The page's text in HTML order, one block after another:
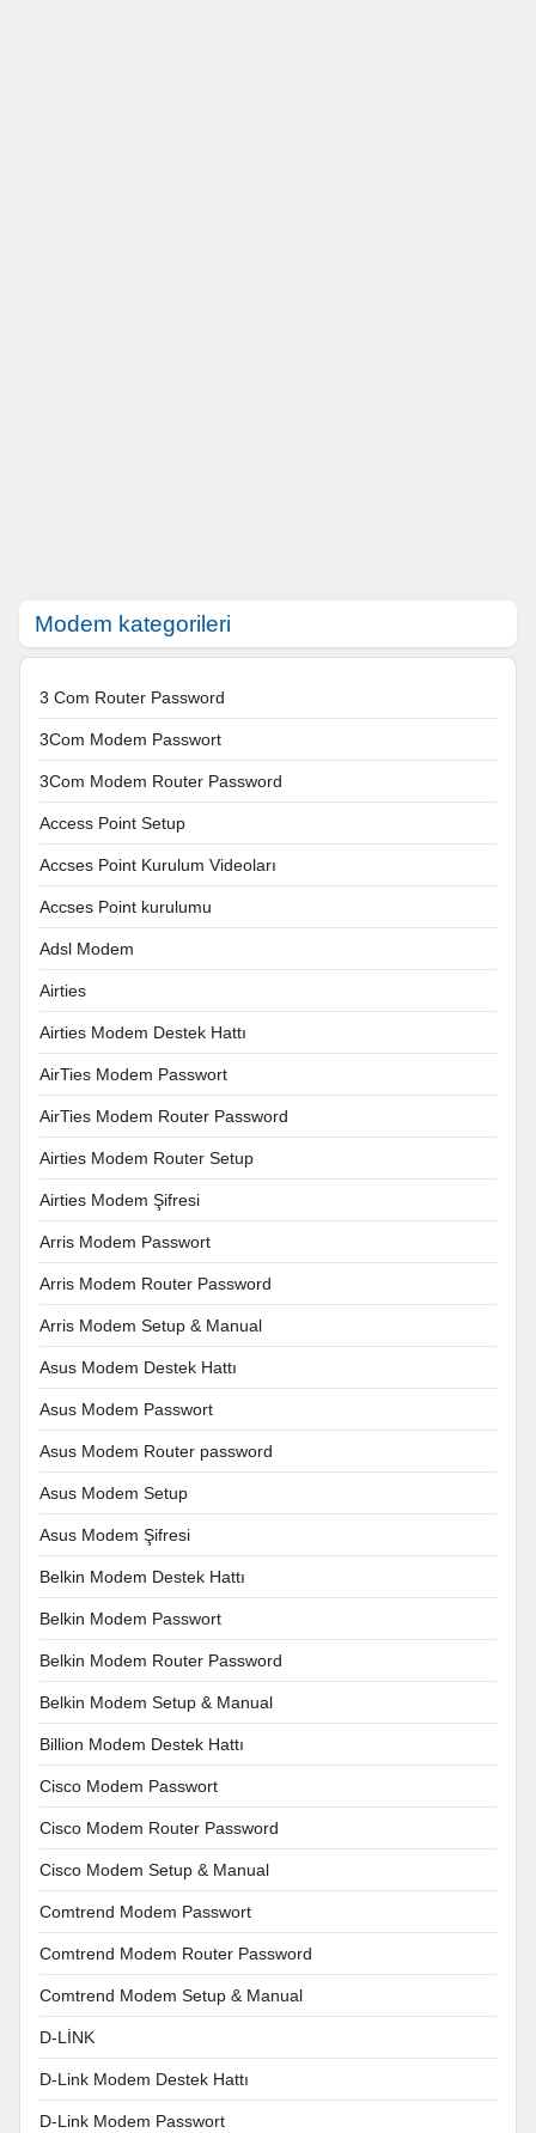
Modem kategorileri
3 Com Router Password
3Com Modem Passwort
3Com Modem Router Password
Access Point Setup
Accses Point Kurulum Videoları
Accses Point kurulumu
Adsl Modem
Airties
Airties Modem Destek Hattı
AirTies Modem Passwort
AirTies Modem Router Password
Airties Modem Router Setup
Airties Modem Şifresi
Arris Modem Passwort
Arris Modem Router Password
Arris Modem Setup & Manual
Asus Modem Destek Hattı
Asus Modem Passwort
Asus Modem Router password
Asus Modem Setup
Asus Modem Şifresi
Belkin Modem Destek Hattı
Belkin Modem Passwort
Belkin Modem Router Password
Belkin Modem Setup & Manual
Billion Modem Destek Hattı
Cisco Modem Passwort
Cisco Modem Router Password
Cisco Modem Setup & Manual
Comtrend Modem Passwort
Comtrend Modem Router Password
Comtrend Modem Setup & Manual
D-LİNK
D-Link Modem Destek Hattı
D-Link Modem Passwort